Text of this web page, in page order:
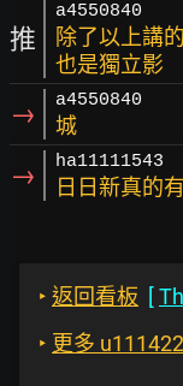
推
a4550840
除了以上講
也是獨立影
→ a4550840
城
→ ha11111543
日日新真的
‣ 返回看板 [
‣ 更多